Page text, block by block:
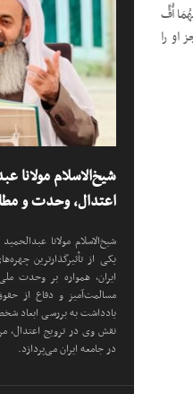
أُفٍّ
جز او را
شیخ‌الاسلام مولانا
اعتدال، وحدت و
شیخ‌الاسلام مولانا
یکی از تأثیرگذارترین
ایران، همواره بر وحدت
مسالمت‌آمیز و دفاع از
یادداشت به بررسی ابعاد
نقش وی در ترویج اعتدال،
در جامعه ایران می‌پردازد.